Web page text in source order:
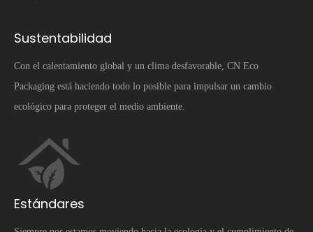
Sustentabilidad
Con el calentamiento global y un clima desfavorable, CN Eco
Packaging está haciendo todo lo posible para impulsar un cambio
ecológico para proteger el medio ambiente.
Estándares